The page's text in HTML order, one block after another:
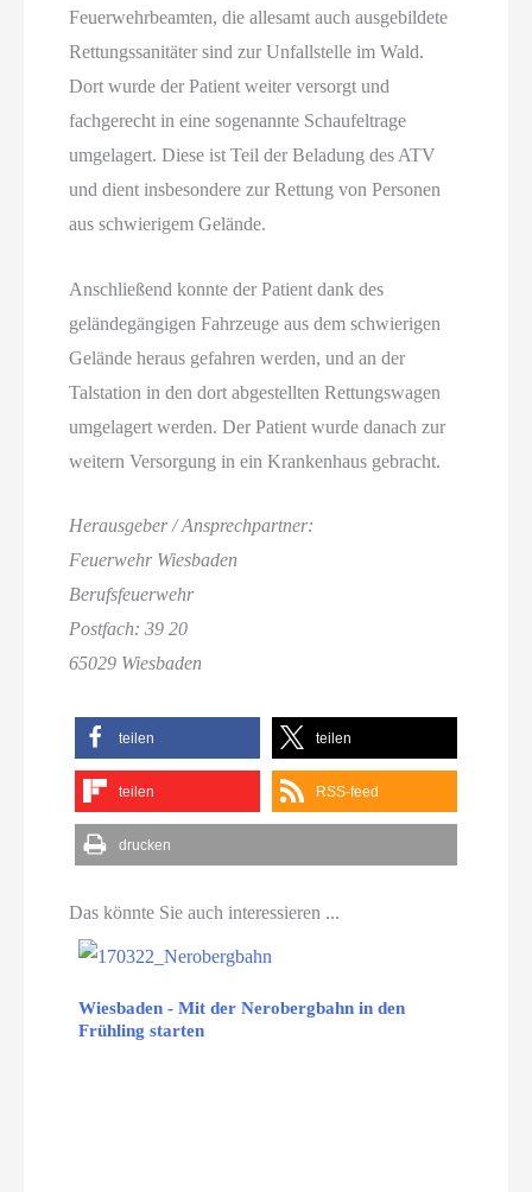
Feuerwehrbeamten, die allesamt auch ausgebildete
Rettungssanitäter sind zur Unfallstelle im Wald.
Dort wurde der Patient weiter versorgt und
fachgerecht in eine sogenannte Schaufeltrage
umgelagert. Diese ist Teil der Beladung des ATV
und dient insbesondere zur Rettung von Personen
aus schwierigem Gelände.
Anschließend konnte der Patient dank des
geländegängigen Fahrzeuge aus dem schwierigen
Gelände heraus gefahren werden, und an der
Talstation in den dort abgestellten Rettungswagen
umgelagert werden. Der Patient wurde danach zur
weitern Versorgung in ein Krankenhaus gebracht.
Herausgeber / Ansprechpartner:
Feuerwehr Wiesbaden
Berufsfeuerwehr
Postfach: 39 20
65029 Wiesbaden
teilen teilen
teilen RSS-feed
drucken
Das könnte Sie auch interessieren ...
Wiesbaden - Mit der Nerobergbahn in den
Frühling starten